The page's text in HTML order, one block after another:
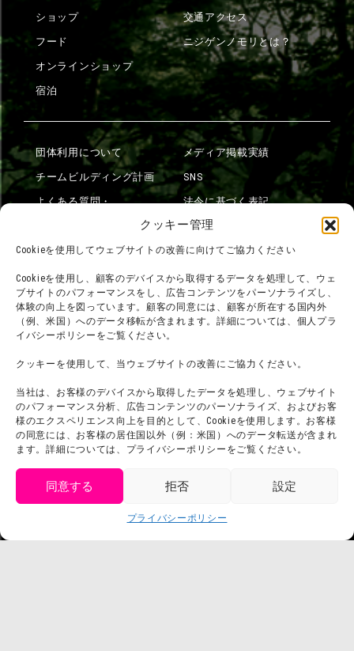
クッキー管理
Cookieを使用してウェブサイトの改善に向けてご協力ください
Cookieを使用し、顧客のデバイスから取得するデータを処理して、ウェ
ブサイトのパフォーマンスをし、広告コンテンツをパーソナライズし、
体験の向上を図っています。顧客の同意には、顧客が所在する国内外
（例、米国）へのデータ移転が含まれます。詳細については、個人プラ
イバシーポリシーをご覧ください。
クッキーを使用して、当ウェブサイトの改善にご協力ください。
当社は、お客様のデバイスから取得したデータを処理し、ウェブサイト
のパフォーマンス分析、広告コンテンツのパーソナライズ、およびお客
様のエクスペリエンス向上を目的として、Cookieを使用します。お客様
の同意には、お客様の居住国以外（例：米国）へのデータ転送が含まれ
ます。詳細については、プライバシーポリシーをご覧ください。
同意する 拒否 設定
プライバシーポリシー
ショップ
フード
オンラインショップ
宿泊
交通アクセス
ニジゲンノモリとは？
団体利用について
チームビルディング計画
よくある質問・
利用規約
プレスリリース
メディア掲載実績
SNS
法令に基づく表記
会社概要
スタッフ募集